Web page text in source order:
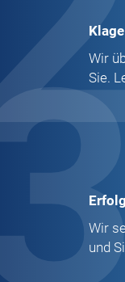
Wir
Sie.
Erfolg
Wir
und